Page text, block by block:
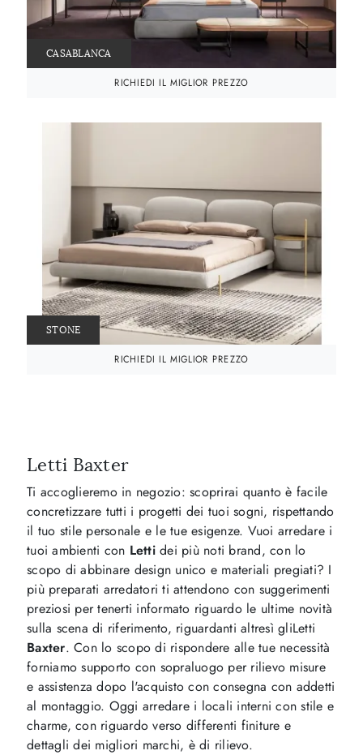
CASABLANCA
RICHIEDI IL MIGLIOR PREZZO
STONE
RICHIEDI IL MIGLIOR PREZZO
Letti Baxter
Ti accoglieremo in negozio: scoprirai quanto è facile
concretizzare tutti i progetti dei tuoi sogni, rispettando
il tuo stile personale e le tue esigenze. Vuoi arredare i
tuoi ambienti con Lettidei più noti brand, con lo
scopo di abbinare design unico e materiali pregiati? I
più preparati arredatori ti attendono con suggerimenti
preziosi per tenerti informato riguardo le ultime novità
sulla scena di riferimento, riguardanti altresì gliLetti
Baxter. Con lo scopo di rispondere alle tue necessità
forniamo supporto con sopraluogo per rilievo misure
e assistenza dopo l'acquisto con consegna con addetti
al montaggio. Oggi arredare i locali interni con stile e
charme, con riguardo verso differenti finiture e
dettagli dei migliori marchi, è di rilievo.